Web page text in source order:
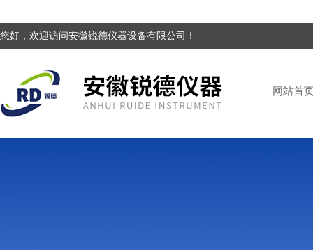
您好，欢迎访问安徽锐德仪器设备有限公司！
网站首